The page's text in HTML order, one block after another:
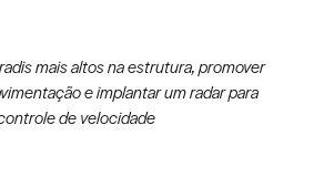
mais altos na estrutura, promover
e implantar um radar para
de velocidade